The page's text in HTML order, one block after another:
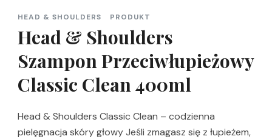
HEAD & SHOULDERS PRODUKT
Head & Shoulders
Szampon Przeciwłupieżowy
Classic Clean 400ml
Head & Shoulders Classic Clean – codzienna
pielęgnacja skóry głowy Jeśli zmagasz się z łupieżem,